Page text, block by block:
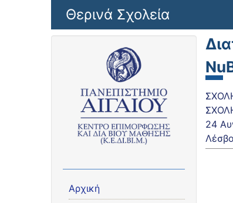
Παράκαμψη προς το κυρίως περιεχόμενο
Θερινά Σχολεία
Αρχική
24